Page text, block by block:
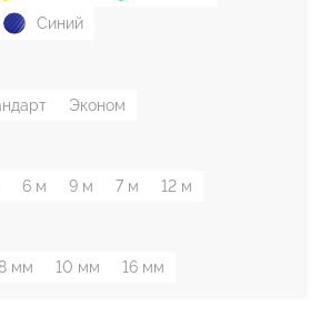
Синий
Эконом
6 м 9 м 7 м 12 м
мм 10 мм 16 мм